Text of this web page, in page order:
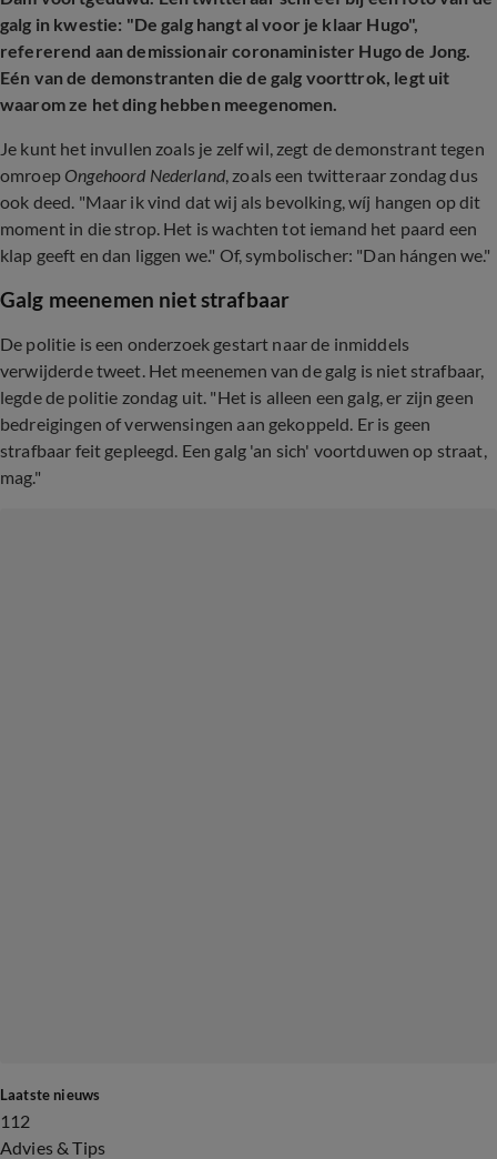
galg in kwestie: "De galg hangt al voor je klaar Hugo",
refererend aan demissionair coronaminister Hugo de Jong.
Eén van de demonstranten die de galg voorttrok, legt uit
waarom ze het ding hebben meegenomen.
Je kunt het invullen zoals je zelf wil, zegt de demonstrant tegen
omroep Ongehoord Nederland, zoals een twitteraar zondag dus
ook deed. "Maar ik vind dat wij als bevolking, wíj hangen op dit
moment in die strop. Het is wachten tot iemand het paard een
klap geeft en dan liggen we." Of, symbolischer: "Dan hángen we."
Galg meenemen niet strafbaar
De politie is een onderzoek gestart naar de inmiddels
verwijderde tweet. Het meenemen van de galg is niet strafbaar,
legde de politie zondag uit. "Het is alleen een galg, er zijn geen
bedreigingen of verwensingen aan gekoppeld. Er is geen
strafbaar feit gepleegd. Een galg 'an sich' voortduwen op straat,
mag."
Laatste nieuws
112
Advies & Tips